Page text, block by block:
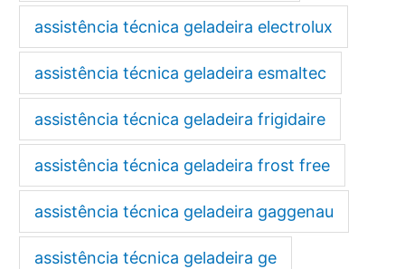
assistência técnica geladeira electrolux
assistência técnica geladeira esmaltec
assistência técnica geladeira frigidaire
assistência técnica geladeira frost free
assistência técnica geladeira gaggenau
assistência técnica geladeira ge